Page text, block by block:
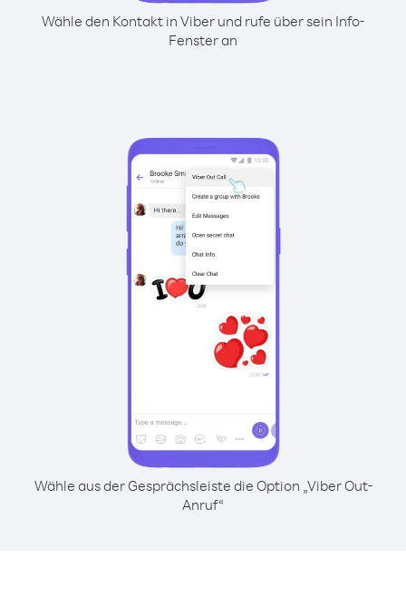
Wähle den Kontakt in Viber und rufe über sein Info-
Fenster an
Wähle aus der Gesprächsleiste die Option „Viber Out-
Anruf“